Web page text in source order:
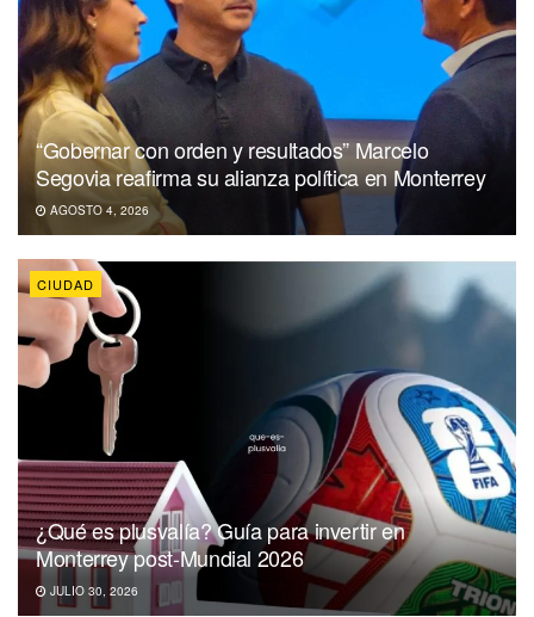
“Gobernar con orden y resultados” Marcelo
Segovia reafirma su alianza política en Monterrey
AGOSTO 4, 2026
CIUDAD
¿Qué es plusvalía? Guía para invertir en
Monterrey post-Mundial 2026
JULIO 30, 2026